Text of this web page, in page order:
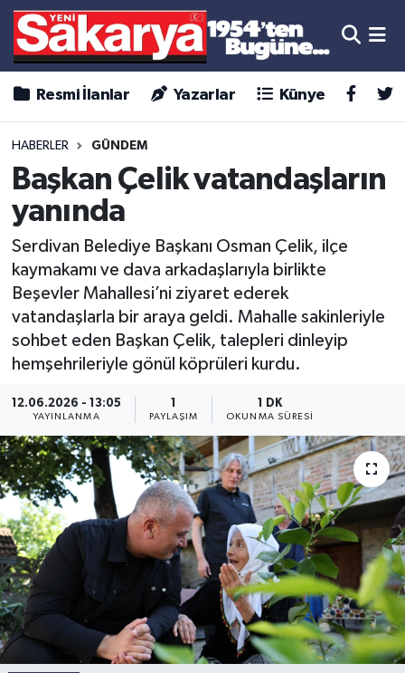
Resmi İlanlar Yazarlar Künye
HABERLER GÜNDEM
Başkan Çelik vatandaşların
yanında
Serdivan Belediye Başkanı Osman Çelik, ilçe
kaymakamı ve dava arkadaşlarıyla birlikte
Beşevler Mahallesi’ni ziyaret ederek
vatandaşlarla bir araya geldi. Mahalle sakinleriyle
sohbet eden Başkan Çelik, talepleri dinleyip
hemşehrileriyle gönül köprüleri kurdu.
12.06.2026 - 13:05
YAYINLANMA PAYLAŞIM
1 DK
OKUNMA SÜRESI